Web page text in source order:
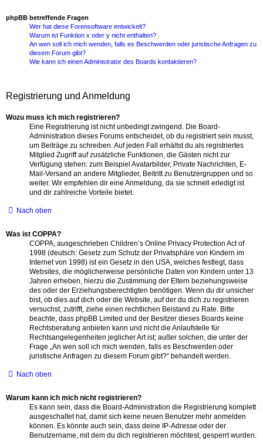
phpBB betreffende Fragen
Wer hat diese Forensoftware entwickelt?
Warum ist Funktion x oder y nicht enthalten?
An wen soll ich mich wenden, falls es Beschwerden oder juristische Anfragen zu
diesem Forum gibt?
Wie kann ich einen Administrator des Boards kontaktieren?
Registrierung und Anmeldung
Wozu muss ich mich registrieren?
Eine Registrierung ist nicht unbedingt zwingend. Die Board-
Administration dieses Forums entscheidet, ob du registriert sein musst,
um Beiträge zu schreiben. Auf jeden Fall erhältst du als registriertes
Mitglied Zugriff auf zusätzliche Funktionen, die Gästen nicht zur
Verfügung stehen: zum Beispiel Avatarbilder, Private Nachrichten, E-
Mail-Versand an andere Mitglieder, Beitritt zu Benutzergruppen und so
weiter. Wir empfehlen dir eine Anmeldung, da sie schnell erledigt ist
und dir zahlreiche Vorteile bietet.
Nach oben
Was ist COPPA?
COPPA, ausgeschrieben Children’s Online Privacy Protection Act of
1998 (deutsch: Gesetz zum Schutz der Privatsphäre von Kindern im
Internet von 1998) ist ein Gesetz in den USA, welches festlegt, dass
Websites, die möglicherweise persönliche Daten von Kindern unter 13
Jahren erheben, hierzu die Zustimmung der Eltern beziehungsweise
des oder der Erziehungsberechtigten benötigen. Wenn du dir unsicher
bist, ob dies auf dich oder die Website, auf der du dich zu registrieren
versuchst, zutrifft, ziehe einen rechtlichen Beistand zu Rate. Bitte
beachte, dass phpBB Limited und der Besitzer dieses Boards keine
Rechtsberatung anbieten kann und nicht die Anlaufstelle für
Rechtsangelegenheiten jeglicher Art ist; außer solchen, die unter der
Frage „An wen soll ich mich wenden, falls es Beschwerden oder
juristische Anfragen zu diesem Forum gibt?“ behandelt werden.
Nach oben
Warum kann ich mich nicht registrieren?
Es kann sein, dass die Board-Administration die Registrierung komplett
ausgeschaltet hat, damit sich keine neuen Benutzer mehr anmelden
können. Es könnte auch sein, dass deine IP-Adresse oder der
Benutzername, mit dem du dich registrieren möchtest, gesperrt wurden.